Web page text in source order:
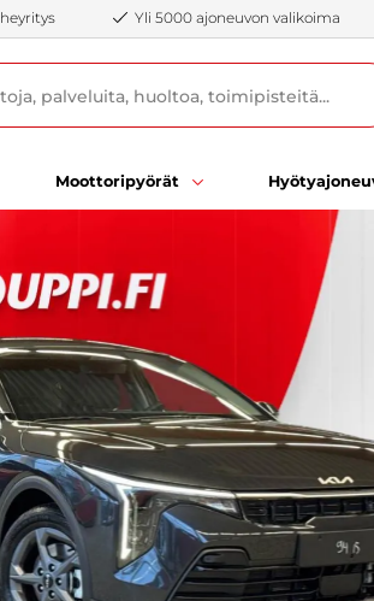
Yli 5000 ajoneuvon valikoima
Moottoripyörät